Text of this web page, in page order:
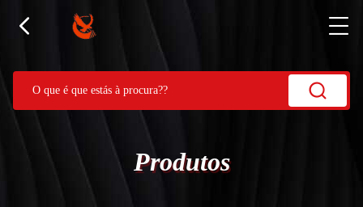
Produtos